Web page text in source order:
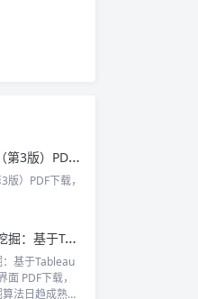
Java常用算法手册（第3版）PDF下载
）PDF下载，
数据可视化与数据挖掘：基于Tableau和SPSS Modeler图形界面 PDF下载
基于Tableau
PDF下载，
法日趋成熟，